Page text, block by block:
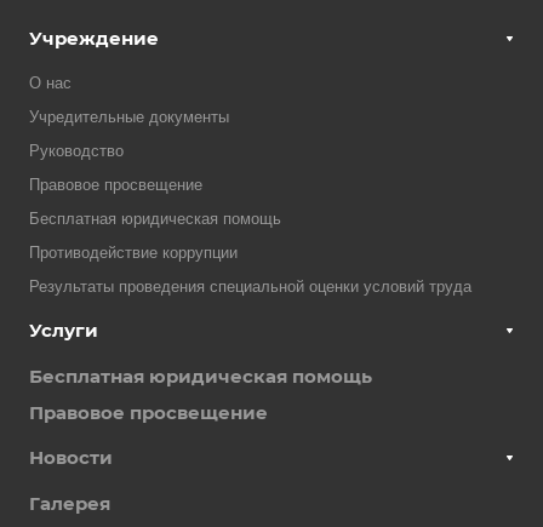
Учреждение
О нас
Учредительные документы
Руководство
Правовое просвещение
Бесплатная юридическая помощь
Противодействие коррупции
Результаты проведения специальной оценки условий труда
Услуги
Бесплатная юридическая помощь
Правовое просвещение
Новости
Галерея